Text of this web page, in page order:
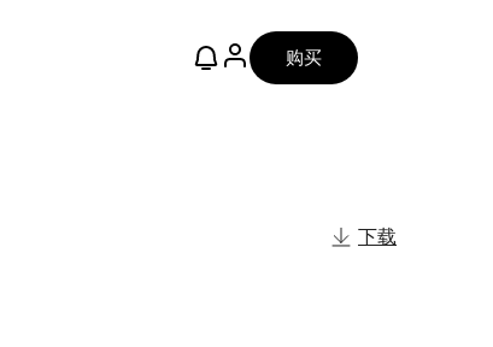
购买
下载